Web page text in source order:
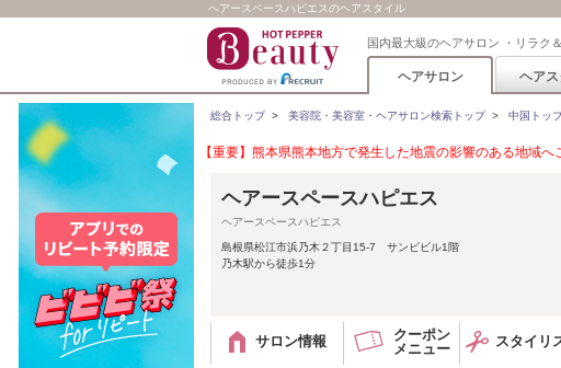
ヘアースペースハピエスのヘアスタイル
国内最大級のヘアサロン ・リラク
ヘアサロン ヘア
総合トップ> 美容院・美容室・ヘアサロン検索トップ> 中国トッ
【重要】熊本県熊本地方で発生した地震の影響のある地域
ヘアースペースハピエス
ヘアースペースハピエス
島根県松江市浜乃木２丁目15-7 サンビビル1階
乃木駅から徒歩1分
サロン情報
クーポン
メニュー
スタイリ